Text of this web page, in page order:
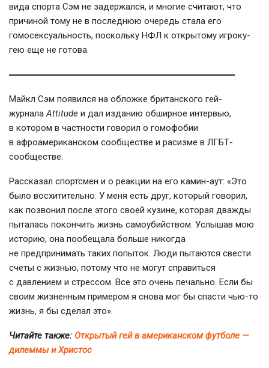
вида спорта Сэм не задержался, и многие считают, что
причиной тому не в последнюю очередь стала его
гомосексуальность, поскольку НФЛ к открытому игроку-
гею еще не готова.
Майкл Сэм появился на обложке британского гей-
журнала Attitude и дал изданию обширное интервью,
в котором в частности говорил о гомофобии
в афроамериканском сообществе и расизме в ЛГБТ-
сообществе.
Рассказал спортсмен и о реакции на его камин-аут: «Это
было восхитительно. У меня есть друг, который говорил,
как позвонил после этого своей кузине, которая дважды
пыталась покончить жизнь самоубийством. Услышав мою
историю, она пообещала больше никогда
не предпринимать таких попыток. Люди пытаются свести
счеты с жизнью, потому что не могут справиться
с давлением и стрессом. Все это очень печально. Если бы
своим жизненным примером я снова мог бы спасти чью-то
жизнь, я бы сделал это».
Читайте также: Открытый гей в американском футболе —
дилеммы и Христос